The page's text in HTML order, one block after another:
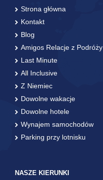
Strona główna
Kontakt
Blog
Amigos Relacje z Podróży
Last Minute
All Inclusive
Z Niemiec
Dowolne wakacje
Dowolne hotele
Wynajem samochodów
Parking przy lotnisku
NASZE KIERUNKI